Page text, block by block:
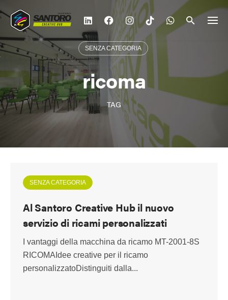
al
contenuto
SENZA CATEGORIA
ricoma
TAG
SENZA CATEGORIA
Al Santoro Creative Hub il nuovo
servizio di ricami personalizzati
I vantaggi della macchina da ricamo MT-2001-8S
RICOMAIdee creative per il ricamo
personalizzatoDistinguiti dalla...